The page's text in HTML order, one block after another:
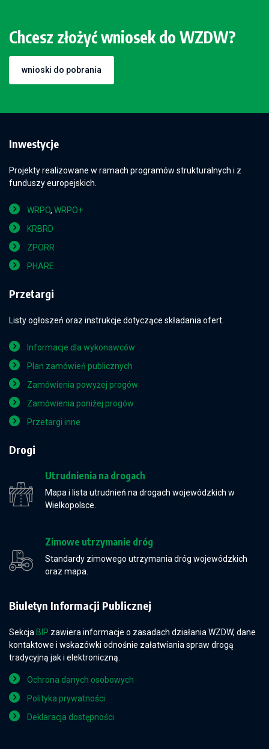
Chcesz złożyć wniosek do WZDW?
wnioski do pobrania
Inwestycje
Projekty realizowane w ramach programów strukturalnych i z
funduszy europejskich.
WRPO, WRPO+
KRBRD
ZPORR
PHARE
Przetargi
Listy ogłoszeń oraz instrukcje dotyczące składania ofert.
Informacje dla wykonawców
Plan zamówień publicznych
Zamówienia powyżej progów
Zamówienia poniżej progów
Przetargi inne
Drogi
Utrudnienia na drogach
Mapa i lista utrudnień na drogach wojewódzkich w
Wielkopolsce.
Zimowe utrzymanie dróg
Standardy zimowego utrzymania dróg wojewódzkich
oraz mapa.
Biuletyn Informacji Publicznej
Sekcja BIP zawiera informacje o zasadach działania WZDW, dane
kontaktowe i wskazówki odnośnie załatwiania spraw drogą
tradycyjną jak i elektroniczną.
Ochrona danych osobowych
Polityka prywatności
Deklaracja dostępności